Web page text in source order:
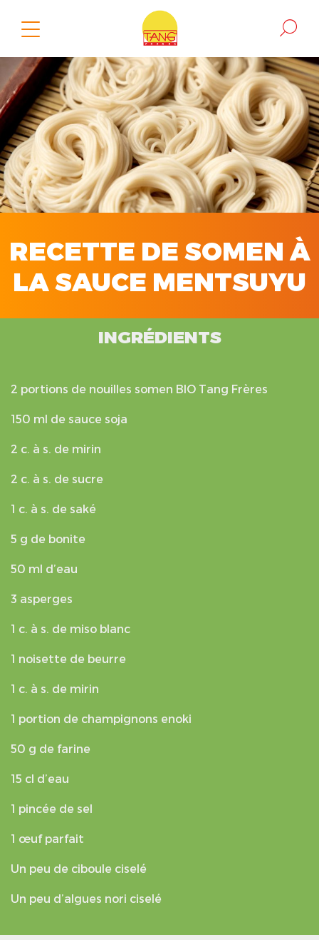
RECETTE DE SOMEN À
LA SAUCE MENTSUYU
INGRÉDIENTS
2 portions de nouilles somen BIO Tang Frères
150 ml de sauce soja
2 c. à s. de mirin
2 c. à s. de sucre
1 c. à s. de saké
5 g de bonite
50 ml d’eau
3 asperges
1 c. à s. de miso blanc
1 noisette de beurre
1 c. à s. de mirin
1 portion de champignons enoki
50 g de farine
15 cl d’eau
1 pincée de sel
1 œuf parfait
Un peu de ciboule ciselé
Un peu d’algues nori ciselé